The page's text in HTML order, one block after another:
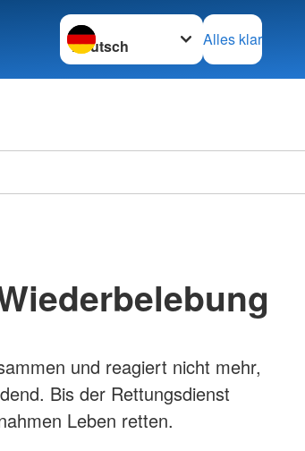
Sprache wechseln zu
Alles klar
und reagiert nicht mehr,
Bis der Rettungsdienst
Leben retten.